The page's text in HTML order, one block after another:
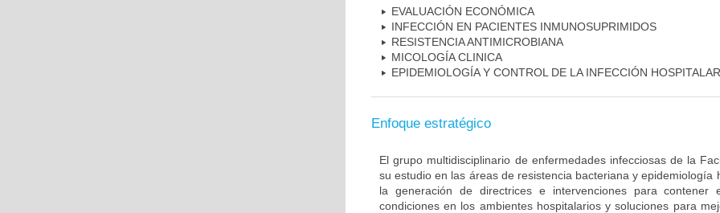
EVALUACIÓN ECONÓMICA
INFECCIÓN EN PACIENTES INMUNOSUPRIMIDOS
RESISTENCIA ANTIMICROBIANA
MICOLOGÍA CLINICA
EPIDEMIOLOGÍA Y CONTROL DE LA INFECCIÓN
Enfoque estratégico
El grupo multidisciplinario de enfermedades infecciosas de la
su estudio en las áreas de resistencia bacteriana y epidemiología
la generación de directrices e intervenciones para contener
condiciones en los ambientes hospitalarios y soluciones para